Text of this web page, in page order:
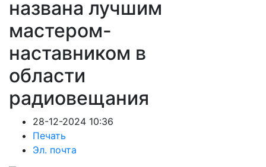
названа лучшим
мастером-
наставником в
области
радиовещания
28-12-2024 10:36
Печать
Эл. почта